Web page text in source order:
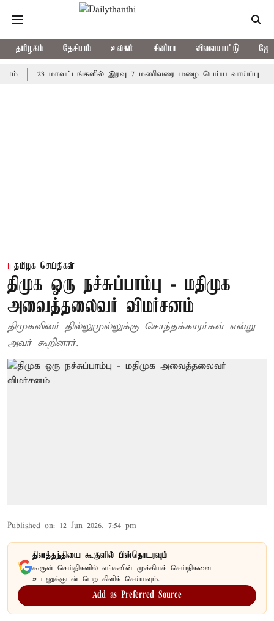
தமிழகம் தேசியம் உலகம் சினிமா விளையாட்டு
23 மாவட்டங்களில் இரவு 7 மணிவரை மழை பெய்ய வாய்ப்பு
தமிழக செய்திகள்
திமுக ஒரு நச்சுப்பாம்பு - மதிமுக
அவைத்தலைவர் விமர்சனம்
திமுகவினர் தில்லுமுல்லுக்கு சொந்தக்காரர்கள் என்று
அவர் கூறினார்.
Published on: 12 Jun 2026, 7:54 pm
தினத்தந்தியை கூகுளில் பின்தொடரவும்
கூகுள் செய்திகளில் எங்களின் முக்கியச் செய்திகளை
உடனுக்குடன் பெற கிளிக் செய்யவும்.
Add as Preferred Source